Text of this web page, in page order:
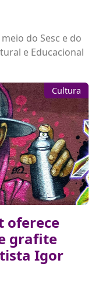
do Sesc e do
e Educacional
Cultura
oferece
grafite
Igor